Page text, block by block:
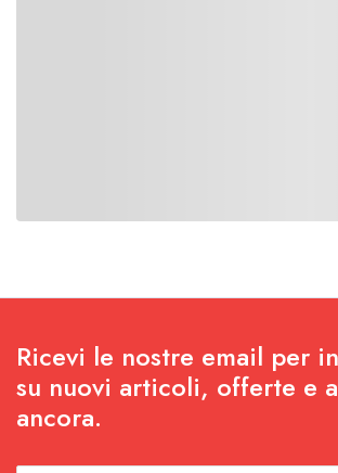
Ricevi le nostre email per
su nuovi articoli, offerte e
ancora.